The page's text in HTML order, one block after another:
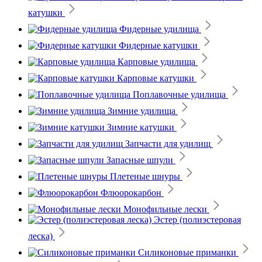
катушки
Фидерные удилища
Фидерные катушки
Карповые удилища
Карповые катушки
Поплавочные удилища
Зимние удилища
Зимние катушки
Запчасти для удилищ
Запасные шпули
Плетеные шнуры
Флюорокарбон
Монофильные лески
Эстер (полиэстеровая
леска)
Силиконовые приманки